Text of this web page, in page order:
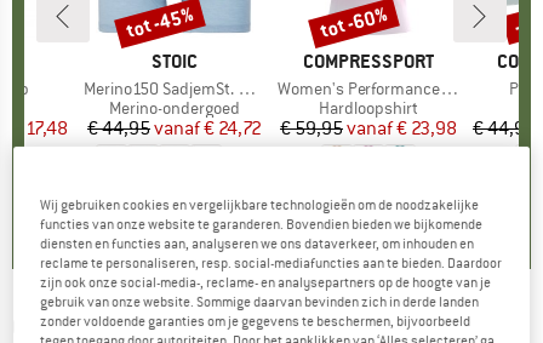
prijs
€ 17,48
MERK
STOIC
Artikel
Merino150 SadjemSt. Boxer
Productgroep
Merino-ondergoed
Prijs
€ 44,95 Verlaagde prijs
vanaf€ 24,72
Korting
tot -45%
MERK
COMPRESSPORT
Artikel
Women's Performance Singlet
Productgroep
Hardloopshirt
Prijs
€ 59,95 Verlaagde prijs
vanaf€ 23,98
Korting
tot -60%
MERK
Pro
€ 44,95
-
COMPRESSPORT -Performance Short Aurora
Wij gebruiken cookies en vergelijkbare technologieën om de noodzakelijke
functies van onze website te garanderen. Bovendien bieden we bijkomende
diensten en functies aan, analyseren we ons dataverkeer, om inhouden en
reclame te personaliseren, resp. social-mediafuncties aan te bieden. Daardoor
zijn ook onze social-media-, reclame- en analysepartners op de hoogte van je
gebruik van onze website. Sommige daarvan bevinden zich in derde landen
zonder voldoende garanties om je gegevens te beschermen, bijvoorbeeld